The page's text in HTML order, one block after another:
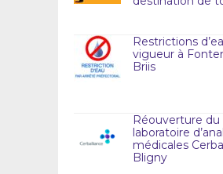
Restrictions
vigueur à
Briis
Réouverture du
laboratoire
médicales
Bligny